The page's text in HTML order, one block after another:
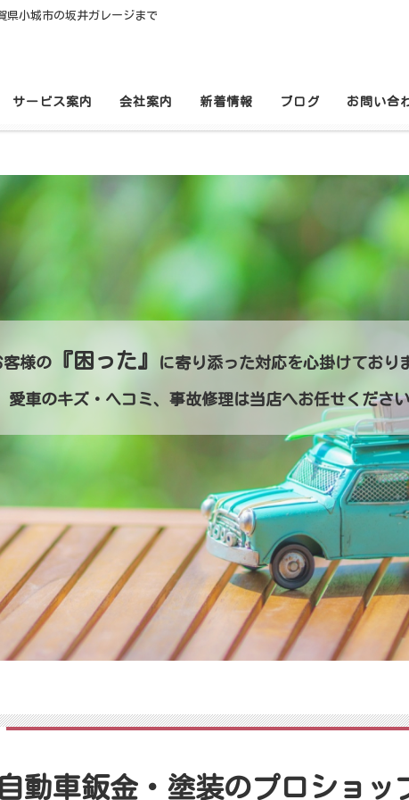
県小城市の坂井ガレージまで
サービス案内 会社案内 新着情報 ブログ お問い合
客様の 『困った』 に寄り添った対応を心掛けており
愛車のキズ・ヘコミ、事故修理は当店へお任せください
自動車鈑金・塗装のプロショッ